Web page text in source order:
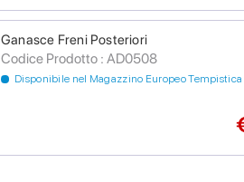
Ganasce Freni Posteriori
Codice Prodotto : AD0508
Disponibile nel Magazzino Europeo